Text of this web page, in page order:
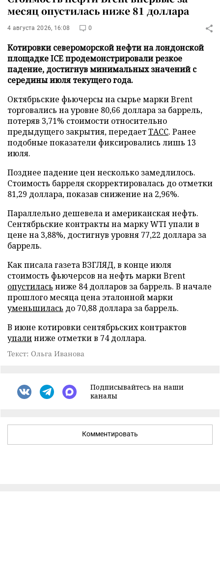
месяц опустилась ниже 81 доллара
4 августа 2026, 16:08 0
Котировки североморской нефти на лондонской
площадке ICE продемонстрировали резкое
падение, достигнув минимальных значений с
середины июля текущего года.
Октябрьские фьючерсы на сырье марки Brent
торговались на уровне 80,66 доллара за баррель,
потеряв 3,71% стоимости относительно
предыдущего закрытия, передаетТАСС. Ранее
подобные показатели фиксировались лишь 13
июля.
Позднее падение цен несколько замедлилось.
Стоимость барреля скорректировалась до отметки
81,29 доллара, показав снижение на 2,96%.
Параллельно дешевела и американская нефть.
Сентябрьские контракты на марку WTI упали в
цене на 3,88%, достигнув уровня 77,22 доллара за
баррель.
Как писала газета ВЗГЛЯД, в конце июля
стоимость фьючерсов на нефть марки Brent
опустилась ниже 84 долларов за баррель. В начале
прошлого месяца цена эталонной марки
уменьшилась до 70,88 доллара за баррель.
В июне котировки сентябрьских контрактов
упалиниже отметки в 74 доллара.
Текст: Ольга Иванова
Подписывайтесь на наши
каналы
Комментировать